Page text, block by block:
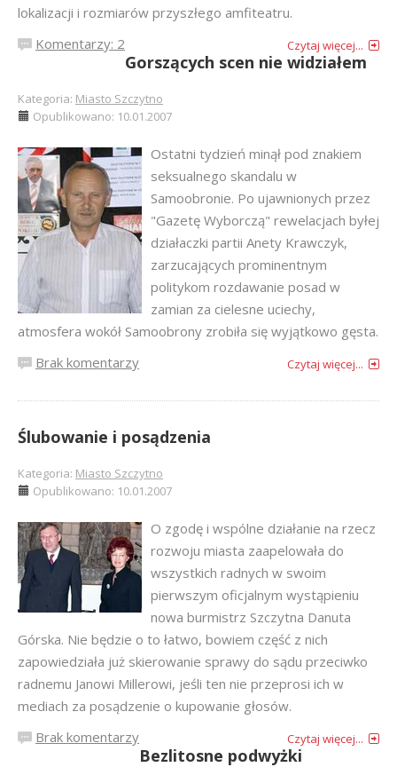
lokalizacji i rozmiarów przyszłego amfiteatru.
Komentarzy: 2
Czytaj więcej...
Gorszących scen nie widziałem
Kategoria: Miasto Szczytno
Opublikowano: 10.01.2007
Ostatni tydzień minął pod znakiem
seksualnego skandalu w
Samoobronie. Po ujawnionych przez
"Gazetę Wyborczą" rewelacjach byłej
działaczki partii Anety Krawczyk,
zarzucających prominentnym
politykom rozdawanie posad w
zamian za cielesne uciechy,
atmosfera wokół Samoobrony zrobiła się wyjątkowo gęsta.
Brak komentarzy
Czytaj więcej...
Ślubowanie i posądzenia
Kategoria: Miasto Szczytno
Opublikowano: 10.01.2007
O zgodę i wspólne działanie na rzecz
rozwoju miasta zaapelowała do
wszystkich radnych w swoim
pierwszym oficjalnym wystąpieniu
nowa burmistrz Szczytna Danuta
Górska. Nie będzie o to łatwo, bowiem część z nich
zapowiedziała już skierowanie sprawy do sądu przeciwko
radnemu Janowi Millerowi, jeśli ten nie przeprosi ich w
mediach za posądzenie o kupowanie głosów.
Brak komentarzy
Czytaj więcej...
Bezlitosne podwyżki